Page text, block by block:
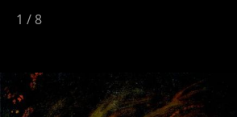
1 /8